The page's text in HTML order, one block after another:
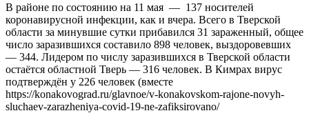
В районе по состоянию на 11 мая — 137 носителей
коронавирусной инфекции, как и вчера. Всего в Тверской
области за минувшие сутки прибавился 31 зараженный, общее
число заразившихся составило 898 человек, выздоровевших
— 344. Лидером по числу заразившихся в Тверской области
остаётся областной Тверь — 316 человек. В Кимрах вирус
подтверждён у 226 человек (вместе
https://konakovograd.ru/glavnoe/v-konakovskom-rajone-novyh-
sluchaev-zarazheniya-covid-19-ne-zafiksirovano/